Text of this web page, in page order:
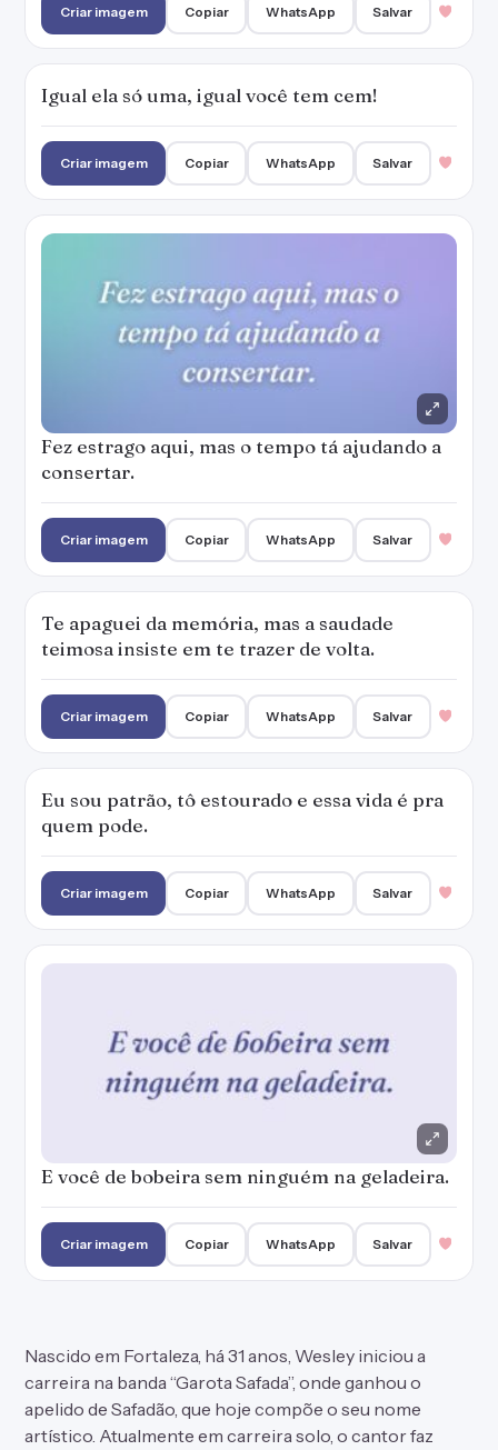
Criar imagem Copiar WhatsApp Salvar
Igual ela só uma, igual você tem cem!
Criar imagem Copiar WhatsApp Salvar
Fez estrago aqui, mas o tempo tá ajudando a
consertar.
Criar imagem Copiar WhatsApp Salvar
Te apaguei da memória, mas a saudade
teimosa insiste em te trazer de volta.
Criar imagem Copiar WhatsApp Salvar
Eu sou patrão, tô estourado e essa vida é pra
quem pode.
Criar imagem Copiar WhatsApp Salvar
E você de bobeira sem ninguém na geladeira.
Criar imagem Copiar WhatsApp Salvar
Nascido em Fortaleza, há 31 anos, Wesley iniciou a
carreira na banda “Garota Safada”, onde ganhou o
apelido de Safadão, que hoje compõe o seu nome
artístico. Atualmente em carreira solo, o cantor faz